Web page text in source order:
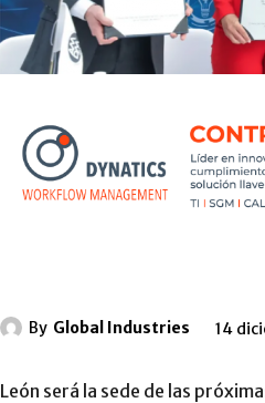
By Global Industries 14
León será la sede de las